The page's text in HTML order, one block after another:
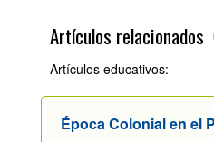
Artículos relacionados
Artículos educativos:
Época Colonial en el